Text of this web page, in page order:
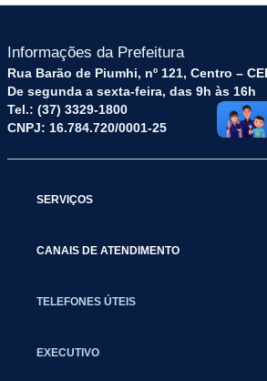
Informações da Prefeitura
Rua Barão de Piumhi, nº 121, Centro –
De segunda a sexta-feira, das 9h às 16h
Tel.: (37) 3329-1800
CNPJ: 16.784.720/0001-25
SERVIÇOS
CANAIS DE ATENDIMENTO
TELEFONES ÚTEIS
EXECUTIVO